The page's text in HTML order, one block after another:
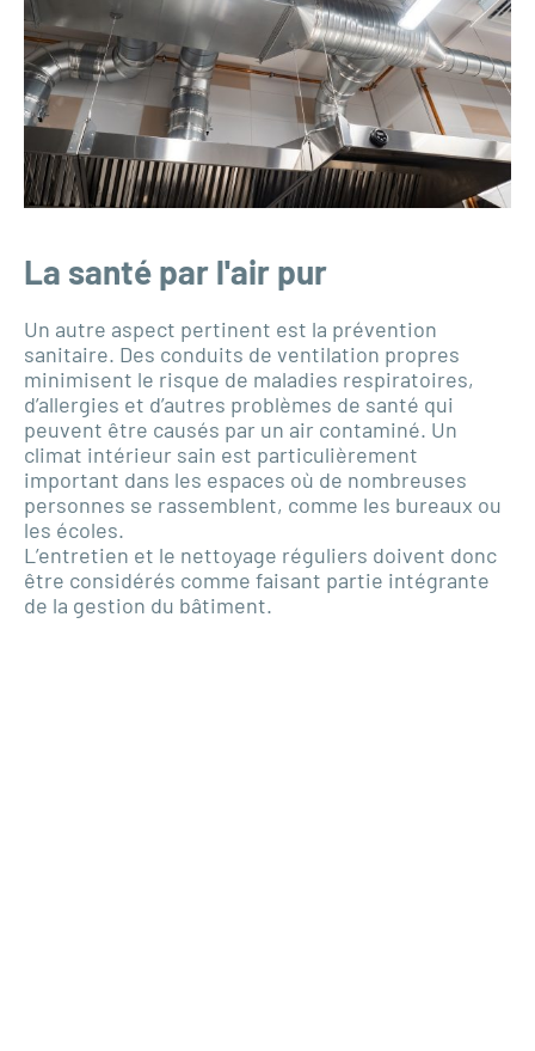
La santé par l'air pur
Un autre aspect pertinent est la prévention
sanitaire. Des conduits de ventilation propres
minimisent le risque de maladies respiratoires,
d’allergies et d’autres problèmes de santé qui
peuvent être causés par un air contaminé. Un
climat intérieur sain est particulièrement
important dans les espaces où de nombreuses
personnes se rassemblent, comme les bureaux ou
les écoles.
L’entretien et le nettoyage réguliers doivent donc
être considérés comme faisant partie intégrante
de la gestion du bâtiment.